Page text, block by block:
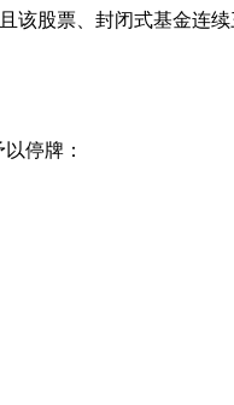
股票、封闭式基金连续
停牌：